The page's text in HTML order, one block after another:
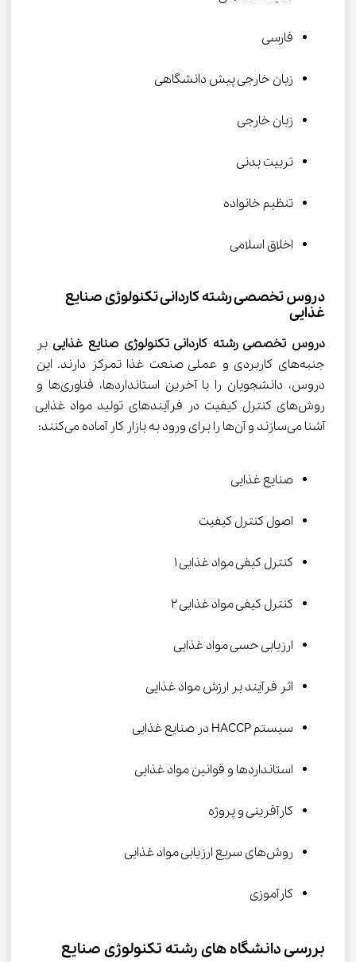
فارسی
زبان خارجی پیش دانشگاهی
زبان خارجی
تربیت بدنی
تنظیم خانواده
اخلاق اسلامی
دروس تخصصی رشته کاردانی تکنولوژی صنایع
غذایی
دروس تخصصی رشته کاردانی تکنولوژی صنایع غذایی بر
جنبه‌های کاربردی و عملی صنعت غذا تمرکز دارند. این
دروس، دانشجویان را با آخرین استانداردها، فناوری‌ها و
روش‌های کنترل کیفیت در فرآیندهای تولید مواد غذایی
آشنا می‌سازند و آن‌ها را برای ورود به بازار کار آماده می‌کنند:
صنایع غذایی
اصول کنترل کیفیت
کنترل کیفی مواد غذایی 1
کنترل کیفی مواد غذایی 2
ارزیابی حسی مواد غذایی
اثر فرآیند بر ارزش مواد غذایی
سیستم HACCP در صنایع غذایی
استانداردها و قوانین مواد غذایی
کارآفرینی و پروژه
روش‌های سریع ارزیابی مواد غذایی
کارآموزی
بررسی دانشگاه های رشته تکنولوژی صنایع